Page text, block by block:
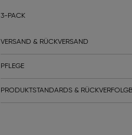
3-PACK
VERSAND & RÜCKVERSAND
PFLEGE
PRODUKTSTANDARDS &